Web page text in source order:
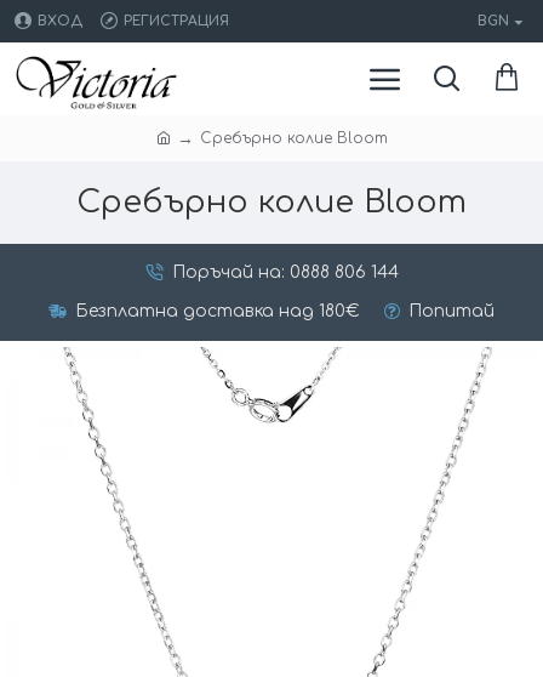
ВХОД РЕГИСТРАЦИЯ BGN
Сребърно колие Bloom
Сребърно колие Bloom
Поръчай на: 0888 806 144
Безплатна доставка над 180€ Попитай